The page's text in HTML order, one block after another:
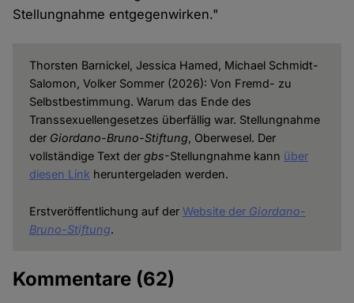
Stellungnahme entgegenwirken."
Thorsten Barnickel, Jessica Hamed, Michael Schmidt-
Salomon, Volker Sommer (2026): Von Fremd- zu
Selbstbestimmung. Warum das Ende des
Transsexuellengesetzes überfällig war. Stellungnahme
der Giordano-Bruno-Stiftung, Oberwesel. Der
vollständige Text der gbs-Stellungnahme kann über
diesen Link heruntergeladen werden.
Erstveröffentlichung auf der Website der Giordano-
Bruno-Stiftung.
Kommentare (62)